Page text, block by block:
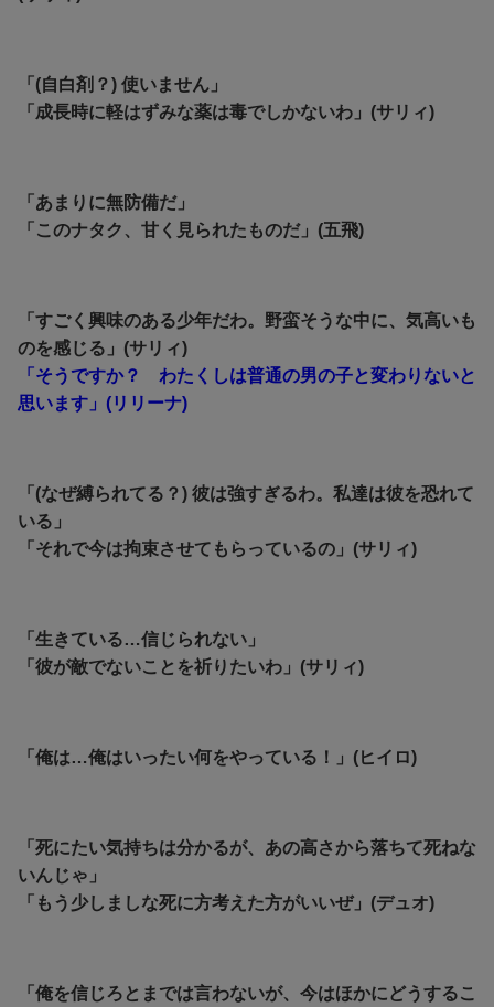
「(自白剤？) 使いません」
「成長時に軽はずみな薬は毒でしかないわ」(サリィ)
「あまりに無防備だ」
「このナタク、甘く見られたものだ」(五飛)
「すごく興味のある少年だわ。野蛮そうな中に、気高いも
のを感じる」(サリィ)
「そうですか？ わたくしは普通の男の子と変わりないと
思います」(リリーナ)
「(なぜ縛られてる？) 彼は強すぎるわ。私達は彼を恐れて
いる」
「それで今は拘束させてもらっているの」(サリィ)
「生きている…信じられない」
「彼が敵でないことを祈りたいわ」(サリィ)
「俺は…俺はいったい何をやっている！」(ヒイロ)
「死にたい気持ちは分かるが、あの高さから落ちて死ねな
いんじゃ」
「もう少しましな死に方考えた方がいいぜ」(デュオ)
「俺を信じろとまでは言わないが、今はほかにどうするこ